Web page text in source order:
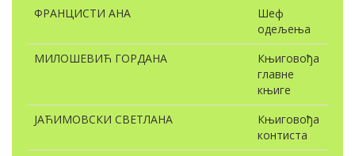
ФРАНЦИСТИ АНА
Шеф
одељења
МИЛОШЕВИЋ ГОРДАНА
Књиговођа
главне
књиге
ЈАЋИМОВСКИ СВЕТЛАНА
Књиговођа
контиста